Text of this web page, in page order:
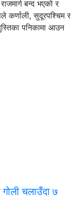
बन्द भएको र
कर्णाली, सुदूरपश्चिम र
पनिकामा आउन
चलाउँदा ७